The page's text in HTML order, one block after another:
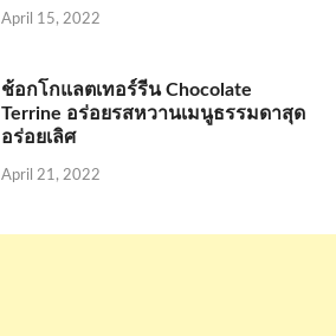
April 15, 2022
ช้อกโกแลตเทอร์รีน Chocolate
Terrine อร่อยรสหวานเมนูธรรมดาสุด
อร่อยเลิศ
April 21, 2022